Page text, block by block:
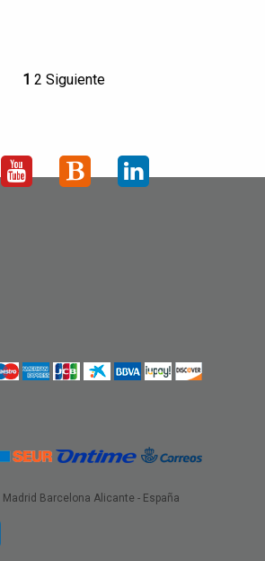
1 2 Siguiente
Madrid Barcelona Alicante - España